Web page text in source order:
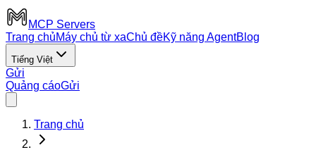
MCP Servers
Trang chủMáy chủ từ xaChủ đềKỹ năng AgentBlog
Tiếng Việt
Gửi
Quảng cáoGửi
Trang chủ